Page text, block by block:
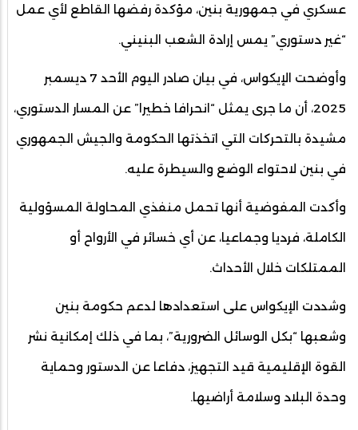
عسكري في جمهورية بنين، مؤكدة رفضها القاطع لأي عمل
“غير دستوري” يمس إرادة الشعب البنيني.
وأوضحت الإيكواس، في بيان صادر اليوم الأحد 7 ديسمبر
2025، أن ما جرى يمثل “انحرافا خطيرا” عن المسار الدستوري،
مشيدة بالتحركات التي اتخذتها الحكومة والجيش الجمهوري
في بنين لاحتواء الوضع والسيطرة عليه.
وأكدت المفوضية أنها تحمل منفذي المحاولة المسؤولية
الكاملة، فرديا وجماعيا، عن أي خسائر في الأرواح أو
الممتلكات خلال الأحداث.
وشددت الإيكواس على استعدادها لدعم حكومة بنين
وشعبها “بكل الوسائل الضرورية”، بما في ذلك إمكانية نشر
القوة الإقليمية قيد التجهيز، دفاعا عن الدستور وحماية
وحدة البلاد وسلامة أراضيها.